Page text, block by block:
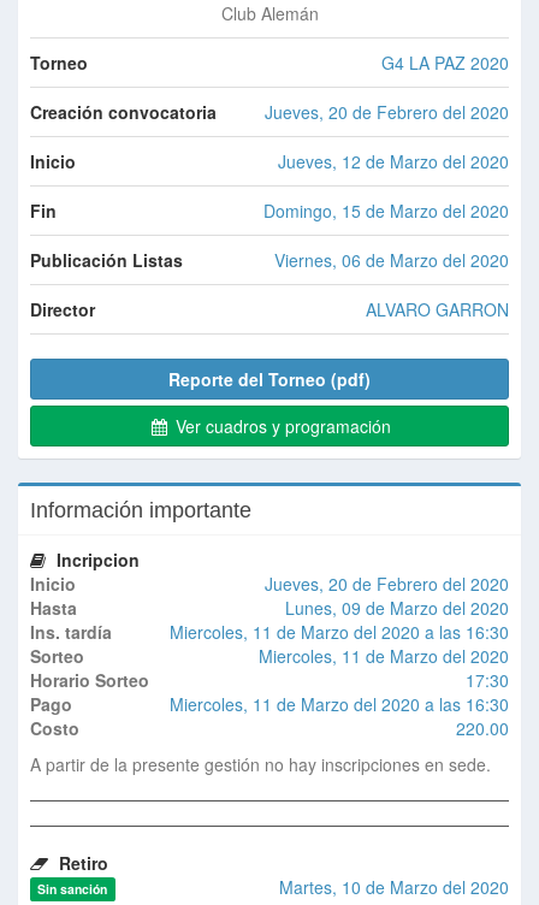
Club Alemán
Torneo G4 LA PAZ 2020
Creación convocatoria Jueves, 20 de Febrero del 2020
Inicio Jueves, 12 de Marzo del 2020
Fin Domingo, 15 de Marzo del 2020
Publicación Listas Viernes, 06 de Marzo del 2020
Director ALVARO GARRON
Reporte del Torneo (pdf)
Ver cuadros y programación
Información importante
Incripcion
Inicio
Jueves, 20 de Febrero del 2020
Hasta
Lunes, 09 de Marzo del 2020
Ins. tardía
Miercoles, 11 de Marzo del 2020 a las 16:30
Sorteo
Miercoles, 11 de Marzo del 2020
Horario Sorteo
17:30
Pago
Miercoles, 11 de Marzo del 2020 a las 16:30
Costo
220.00
A partir de la presente gestión no hay inscripciones en sede.
Retiro
Sin sanción Martes, 10 de Marzo del 2020